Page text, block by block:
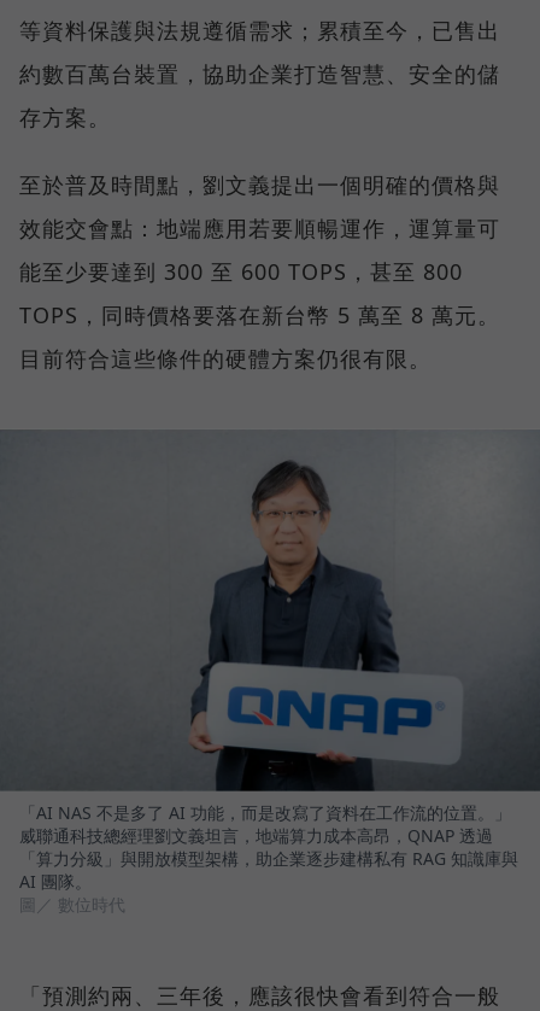
等資料保護與法規遵循需求；累積至今，已售出
約數百萬台裝置，協助企業打造智慧、安全的儲
存方案。
至於普及時間點，劉文義提出一個明確的價格與
效能交會點：地端應用若要順暢運作，運算量可
能至少要達到 300 至 600 TOPS，甚至 800
TOPS，同時價格要落在新台幣 5 萬至 8 萬元。
目前符合這些條件的硬體方案仍很有限。
「AI NAS 不是多了 AI 功能，而是改寫了資料在工作流的位置。」
威聯通科技總經理劉文義坦言，地端算力成本高昂，QNAP 透過
「算力分級」與開放模型架構，助企業逐步建構私有 RAG 知識庫與
AI 團隊。
圖／ 數位時代
「預測約兩、三年後，應該很快會看到符合一般